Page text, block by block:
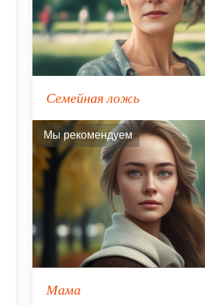
Семейная ложь
Мы рекомендуем
Мама